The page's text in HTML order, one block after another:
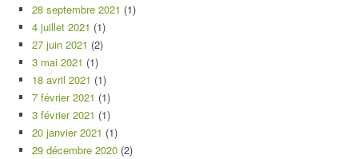
28 septembre 2021 (1)
4 juillet 2021 (1)
27 juin 2021 (2)
3 mai 2021 (1)
18 avril 2021 (1)
7 février 2021 (1)
3 février 2021 (1)
20 janvier 2021 (1)
29 décembre 2020 (2)